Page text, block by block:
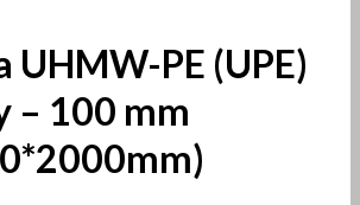
UHMW-PE (UPE)
– 100 mm